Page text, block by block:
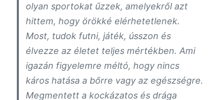
olyan sportokat űzzek, amelyekről azt
hittem, hogy örökké elérhetetlenek.
Most, tudok futni, játék, ússzon és
élvezze az életet teljes mértékben. Ami
igazán figyelemre méltó, hogy nincs
káros hatása a bőrre vagy az egészségre.
Megmentett a kockázatos és drága